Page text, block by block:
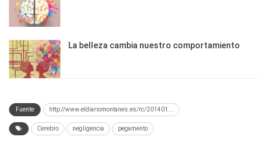
La belleza cambia nuestro comportamiento
Fuente http://www.eldiariomontanes.es/rc/201401...
Cerebro negligencia pegamento